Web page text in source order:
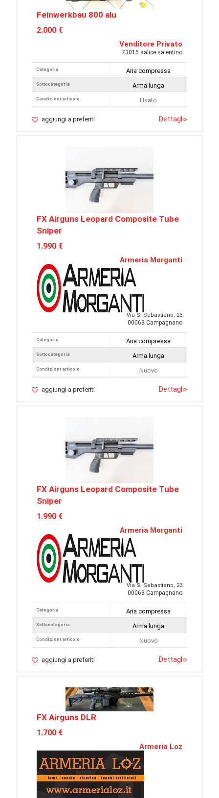
Feinwerkbau 800 alu
2.000 €
Venditore Privato
73015 salice salentino
Categoria
Sottocategoria
Condizioni articolo
Aria compressa
Arma lunga
Usato
aggiungi a preferiti Dettagli»
FX Airguns Leopard Composite Tube
Sniper
1.990 €
Armeria Morganti
Via S. Sebastiano, 23
00063 Campagnano
Categoria
Sottocategoria
Condizioni articolo
Aria compressa
Arma lunga
Nuovo
aggiungi a preferiti Dettagli»
FX Airguns Leopard Composite Tube
Sniper
1.990 €
Armeria Morganti
Via S. Sebastiano, 23
00063 Campagnano
Categoria
Sottocategoria
Condizioni articolo
Aria compressa
Arma lunga
Nuovo
aggiungi a preferiti Dettagli»
FX Airguns DLR
1.700 €
Armeria Loz